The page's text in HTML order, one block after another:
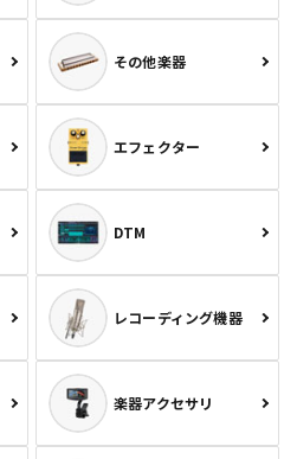
その他楽器
エフェクター
DTM
レコーディング機器
楽器アクセサリ